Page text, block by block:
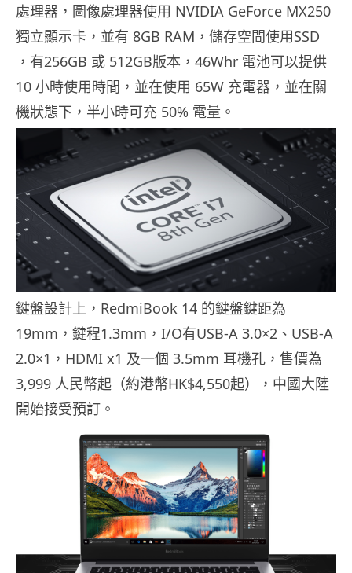
處理器，圖像處理器使用 NVIDIA GeForce MX250
獨立顯示卡，並有 8GB RAM，儲存空間使用SSD
，有256GB 或 512GB版本，46Whr 電池可以提供
10 小時使用時間，並在使用 65W 充電器，並在關
機狀態下，半小時可充 50% 電量。
鍵盤設計上，RedmiBook 14 的鍵盤鍵距為
19mm，鍵程1.3mm，I/O有USB-A 3.0×2、USB-A
2.0×1，HDMI x1 及一個 3.5mm 耳機孔，售價為
3,999 人民幣起（約港幣HK$4,550起），中國大陸
開始接受預訂。